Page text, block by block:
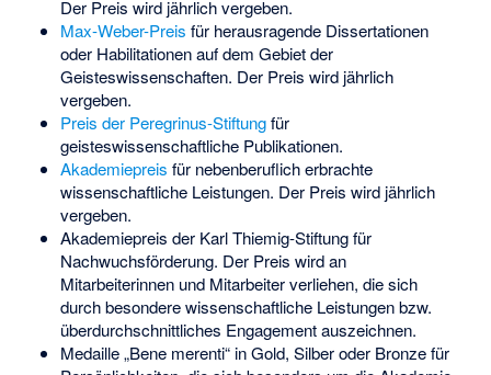
Der Preis wird jährlich vergeben.
Max-Weber-Preis für herausragende Dissertationen
oder Habilitationen auf dem Gebiet der
Geisteswissenschaften. Der Preis wird jährlich
vergeben.
Preis der Peregrinus-Stiftungfür
geisteswissenschaftliche Publikationen.
Akademiepreis für nebenberuflich erbrachte
wissenschaftliche Leistungen. Der Preis wird jährlich
vergeben.
Akademiepreis der Karl Thiemig-Stiftung für
Nachwuchsförderung. Der Preis wird an
Mitarbeiterinnen und Mitarbeiter verliehen, die sich
durch besondere wissenschaftliche Leistungen bzw.
überdurchschnittliches Engagement auszeichnen.
Medaille „Bene merenti“ in Gold, Silber oder Bronze für